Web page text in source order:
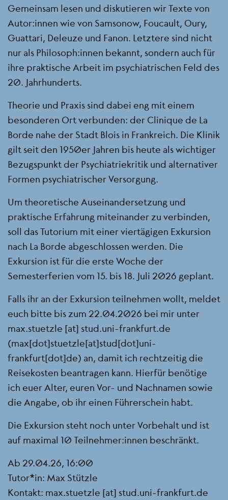
Gemeinsam lesen und diskutieren wir Texte von
Autor:innen wie von Samsonow, Foucault, Oury,
Guattari, Deleuze und Fanon. Letztere sind nicht
nur als Philosoph:innen bekannt, sondern auch für
ihre praktische Arbeit im psychiatrischen Feld des
20. Jahrhunderts.
Theorie und Praxis sind dabei eng mit einem
besonderen Ort verbunden: der Clinique de La
Borde nahe der Stadt Blois in Frankreich. Die Klinik
gilt seit den 1950er Jahren bis heute als wichtiger
Bezugspunkt der Psychiatriekritik und alternativer
Formen psychiatrischer Versorgung.
Um theoretische Auseinandersetzung und
praktische Erfahrung miteinander zu verbinden,
soll das Tutorium mit einer viertägigen Exkursion
nach La Borde abgeschlossen werden. Die
Exkursion ist für die erste Woche der
Semesterferien vom 15. bis 18. Juli 2026 geplant.
Falls ihr an der Exkursion teilnehmen wollt, meldet
euch bitte bis zum 22.04.2026 bei mir unter
max.stuetzle [at] stud.uni-frankfurt.de
(max[dot]stuetzle[at]stud[dot]uni-
frankfurt[dot]de) an, damit ich rechtzeitig die
Reisekosten beantragen kann. Hierfür benötige
ich euer Alter, euren Vor- und Nachnamen sowie
die Angabe, ob ihr einen Führerschein habt.
Die Exkursion steht noch unter Vorbehalt und ist
auf maximal 10 Teilnehmer:innen beschränkt.
Ab 29.04.26, 16:00
Tutor*in: Max Stützle
Kontakt: max.stuetzle [at] stud.uni-frankfurt.de